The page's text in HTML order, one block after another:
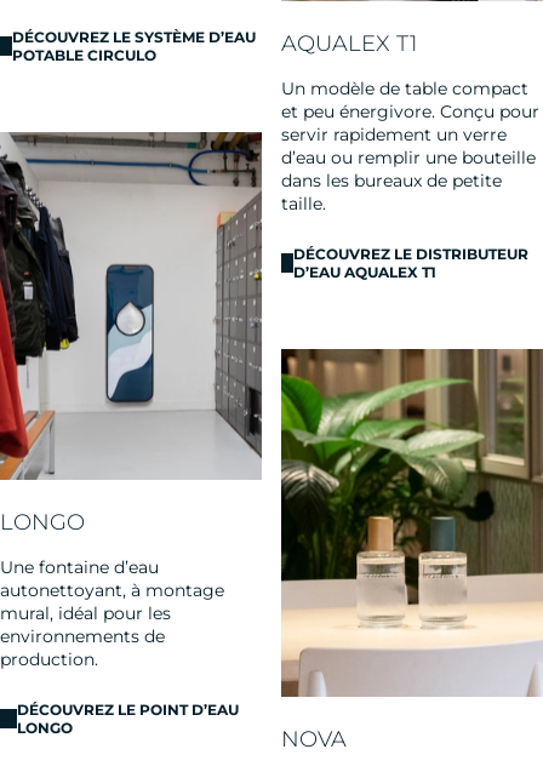
DÉCOUVREZ LE SYSTÈME D’EAU
POTABLE CIRCULO
AQUALEX T1
Un modèle de table compact
et peu énergivore. Conçu pour
servir rapidement un verre
d’eau ou remplir une bouteille
dans les bureaux de petite
taille.
DÉCOUVREZ LE DISTRIBUTEUR
D’EAU AQUALEX T1
LONGO
Une fontaine d’eau
autonettoyant, à montage
mural, idéal pour les
environnements de
production.
DÉCOUVREZ LE POINT D’EAU
LONGO
NOVA